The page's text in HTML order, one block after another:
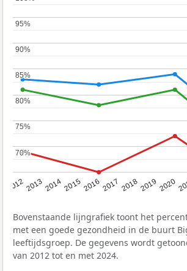
201220132014201520162017 20182019 2020
70%
70%
75%
75%
80%
80%
85%
85%
90%
90%
95%
95%
Bovenstaande lijngrafiek toont het
met een goede gezondheid in de buurt
leeftijdsgroep. De gegevens wordt
van 2012 tot en met 2024.